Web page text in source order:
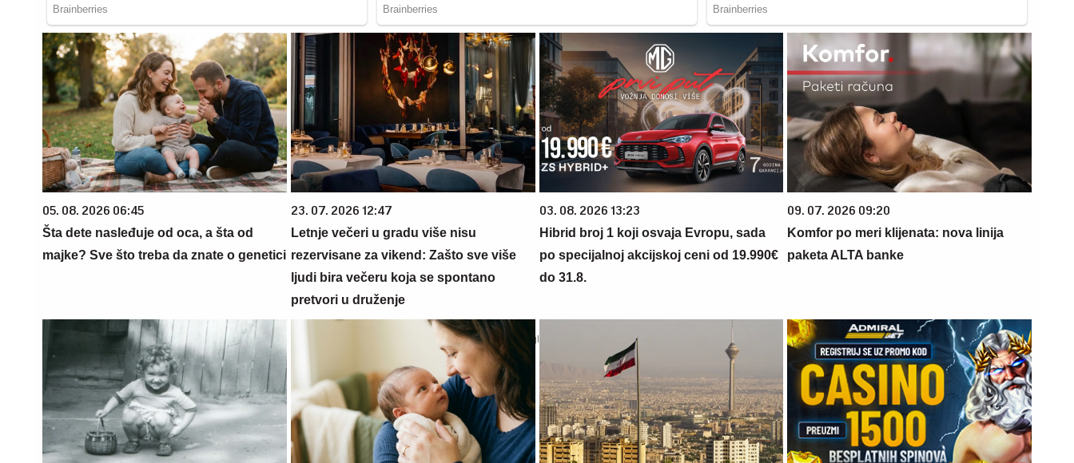
05. 08. 2026 06:45
Šta dete nasleđuje od oca, a šta od
majke? Sve što treba da znate o genetici
23. 07. 2026 12:47
Letnje večeri u gradu više nisu
rezervisane za vikend: Zašto sve više
ljudi bira večeru koja se spontano
pretvori u druženje
03. 08. 2026 13:23
Hibrid broj 1 koji osvaja Evropu, sada
po specijalnoj akcijskoj ceni od 19.990€
do 31.8.
09. 07. 2026 09:20
Komfor po meri klijenata: nova linija
paketa ALTA banke